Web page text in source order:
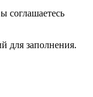
соглашаетесь
для заполнения.